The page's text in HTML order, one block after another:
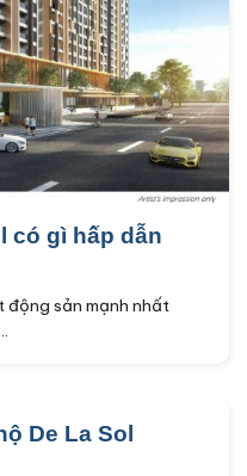
có gì hấp dẫn
sản mạnh nhất
De La Sol